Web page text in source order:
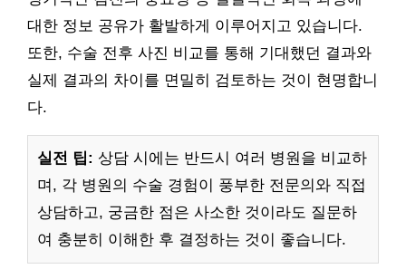
대한 정보 공유가 활발하게 이루어지고 있습니다.
또한, 수술 전후 사진 비교를 통해 기대했던 결과와
실제 결과의 차이를 면밀히 검토하는 것이 현명합니
다.
실전 팁: 상담 시에는 반드시 여러 병원을 비교하
며, 각 병원의 수술 경험이 풍부한 전문의와 직접
상담하고, 궁금한 점은 사소한 것이라도 질문하
여 충분히 이해한 후 결정하는 것이 좋습니다.